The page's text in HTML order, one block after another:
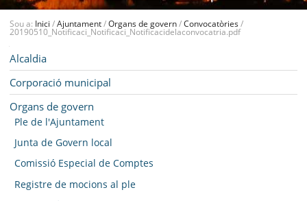
BELL-LLOC SOLUCIONA
Sou a: Inici /Ajuntament/Organs de govern/Convocatòries/
20190510_Notificaci_Notificaci_Notificacidelaconvocatria.pdf
Alcaldia
Corporació municipal
Organs de govern
Ple de l'Ajuntament
Junta de Govern local
Comissió Especial de Comptes
Registre de mocions al ple